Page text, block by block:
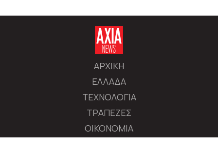
ΑΡΧΙΚΗ
ΕΛΛΑΔΑ
ΤΕΧΝΟΛΟΓΙΑ
ΤΡΑΠΕΖΕΣ
ΟΙΚΟΝΟΜΙΑ